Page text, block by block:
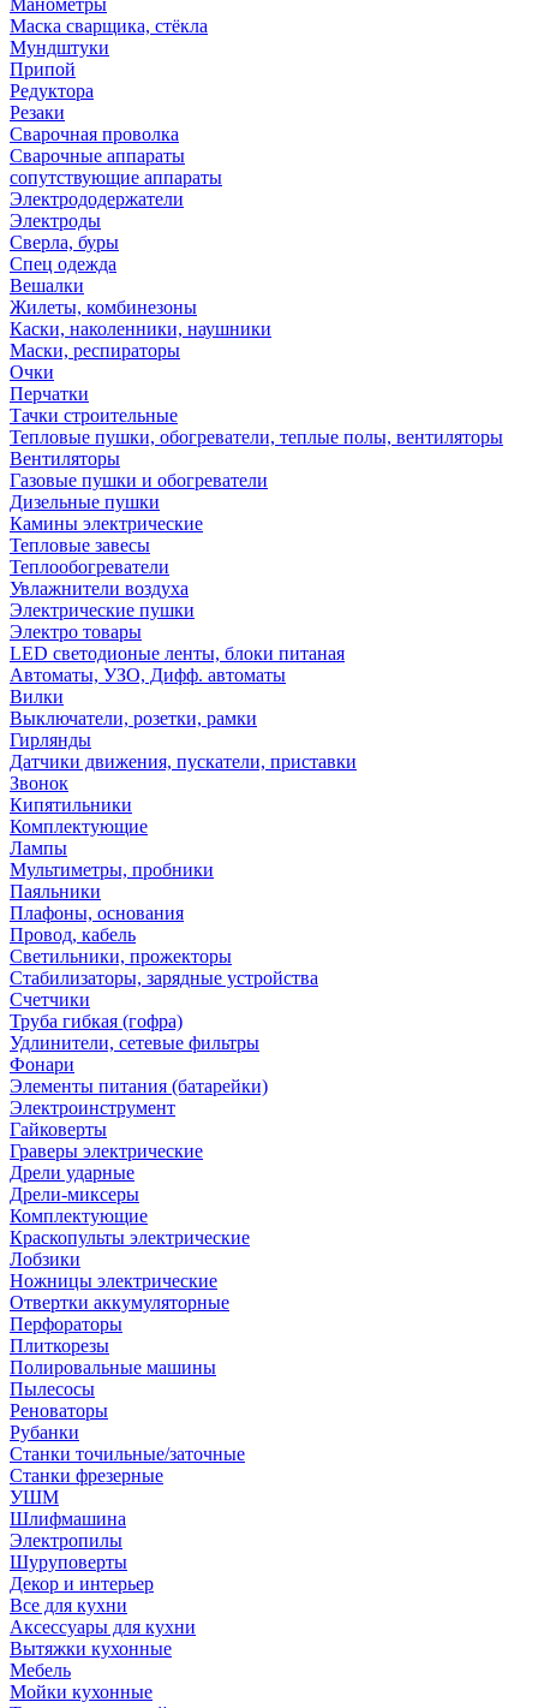
Манометры
Маска сварщика, стёкла
Мундштуки
Припой
Редуктора
Резаки
Сварочная проволка
Сварочные аппараты
сопутствующие аппараты
Электрододержатели
Электроды
Сверла, буры
Спец одежда
Вешалки
Жилеты, комбинезоны
Каски, наколенники, наушники
Маски, респираторы
Очки
Перчатки
Тачки строительные
Тепловые пушки, обогреватели, теплые полы, вентиляторы
Вентиляторы
Газовые пушки и обогреватели
Дизельные пушки
Камины электрические
Тепловые завесы
Теплообогреватели
Увлажнители воздуха
Электрические пушки
Электро товары
LED светодионые ленты, блоки питаная
Автоматы, УЗО, Дифф. автоматы
Вилки
Выключатели, розетки, рамки
Гирлянды
Датчики движения, пускатели, приставки
Звонок
Кипятильники
Комплектующие
Лампы
Мультиметры, пробники
Паяльники
Плафоны, основания
Провод, кабель
Светильники, прожекторы
Стабилизаторы, зарядные устройства
Счетчики
Труба гибкая (гофра)
Удлинители, сетевые фильтры
Фонари
Элементы питания (батарейки)
Электроинструмент
Гайковерты
Граверы электрические
Дрели ударные
Дрели-миксеры
Комплектующие
Краскопульты электрические
Лобзики
Ножницы электрические
Отвертки аккумуляторные
Перфораторы
Плиткорезы
Полировальные машины
Пылесосы
Реноваторы
Рубанки
Станки точильные/заточные
Станки фрезерные
УШМ
Шлифмашина
Электропилы
Шуруповерты
Декор и интерьер
Все для кухни
Аксессуары для кухни
Вытяжки кухонные
Мебель
Мойки кухонные